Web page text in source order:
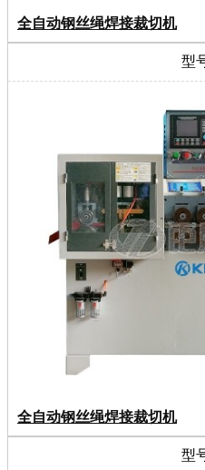
全自动钢丝绳焊接裁切机
型
全自动钢丝绳焊接裁切机
型